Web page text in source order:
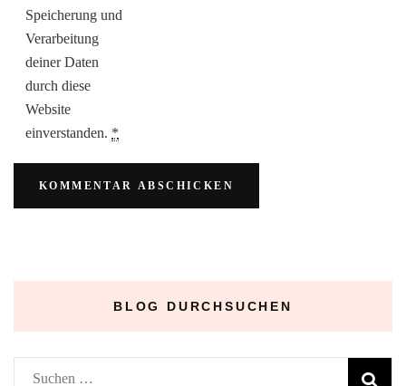
Speicherung und
Verarbeitung
deiner Daten
durch diese
Website
einverstanden. *
BLOG DURCHSUCHEN
Suchen